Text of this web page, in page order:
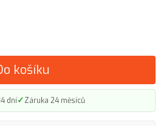
košíku
dní✓Záruka 24 měsíců